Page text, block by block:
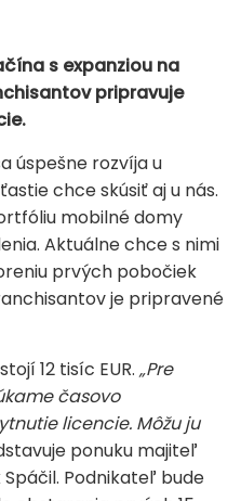
s expanziou na
pripravuje
úspešne rozvíja u
chce skúsiť aj u nás.
mobilné domy
Aktuálne chce s nimi
prvých pobočiek
je pripravené
12 tisíc EUR. „Pre
časovo
licencie. Môžu ju
ponuku majiteľ
Podnikateľ bude